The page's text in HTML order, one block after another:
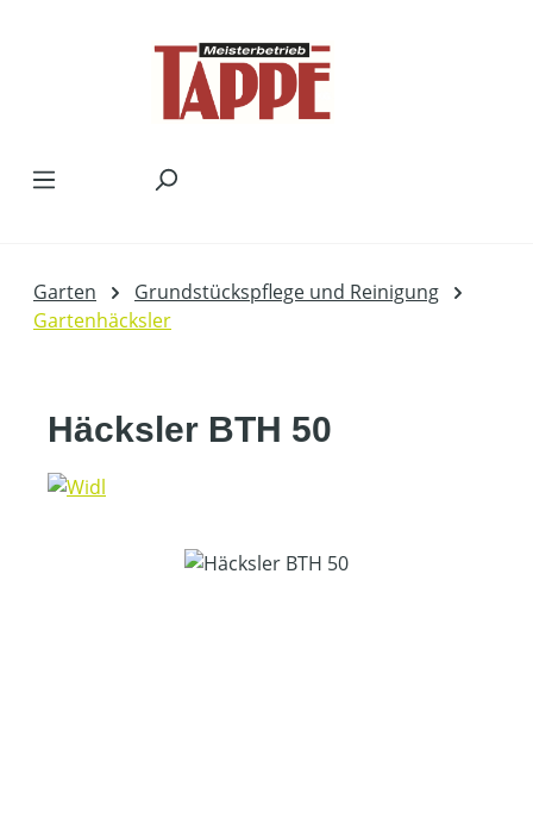
Garten
Grundstückspflege und Reinigung
Gartenhäcksler
Häcksler BTH 50
Bildergalerie überspringen